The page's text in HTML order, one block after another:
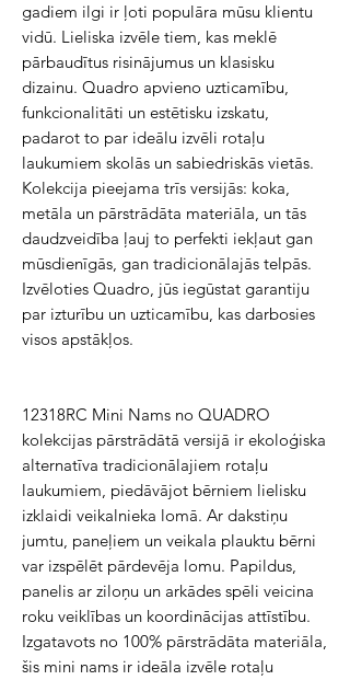
gadiem ilgi ir ļoti populāra mūsu klientu
vidū. Lieliska izvēle tiem, kas meklē
pārbaudītus risinājumus un klasisku
dizainu. Quadro apvieno uzticamību,
funkcionalitāti un estētisku izskatu,
padarot to par ideālu izvēli rotaļu
laukumiem skolās un sabiedriskās vietās.
Kolekcija pieejama trīs versijās: koka,
metāla un pārstrādāta materiāla, un tās
daudzveidība ļauj to perfekti iekļaut gan
mūsdienīgās, gan tradicionālajās telpās.
Izvēloties Quadro, jūs iegūstat garantiju
par izturību un uzticamību, kas darbosies
visos apstākļos.
12318RC Mini Nams no QUADRO
kolekcijas pārstrādātā versijā ir ekoloģiska
alternatīva tradicionālajiem rotaļu
laukumiem, piedāvājot bērniem lielisku
izklaidi veikalnieka lomā. Ar dakstiņu
jumtu, paneļiem un veikala plauktu bērni
var izspēlēt pārdevēja lomu. Papildus,
panelis ar ziloņu un arkādes spēli veicina
roku veiklības un koordinācijas attīstību.
Izgatavots no 100% pārstrādāta materiāla,
šis mini nams ir ideāla izvēle rotaļu